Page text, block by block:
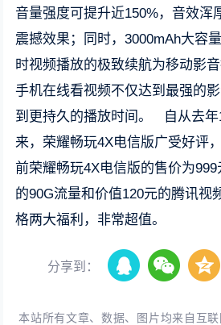
音量强度可提升近150%，音效浑
震撼效果；同时，3000mAh大容
时视频播放的极致续航为移动影
手机在线看视频不仅达到最强的
到更持久的播放时间。 自从去年
来，荣耀畅玩4X电信版广受好评
前荣耀畅玩4X电信版的售价为
的90G流量和价值120元的腾讯视
格两大福利，非常超值。
分享到：
本站所有文章、数据、图片均来自互